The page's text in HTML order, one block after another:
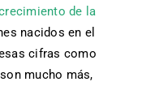
de la
nacidos en el
cifras como
mucho más,